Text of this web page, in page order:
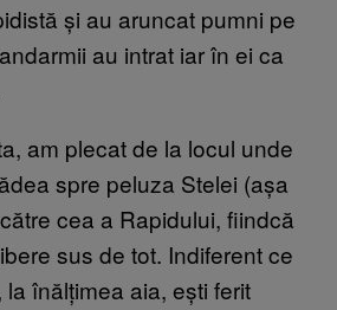
și au aruncat pumni pe
au intrat iar în ei ca
am plecat de la locul unde
spre peluza Stelei (așa
cea a Rapidului, fiindcă
sus de tot. Indiferent ce
înălțimea aia, ești ferit